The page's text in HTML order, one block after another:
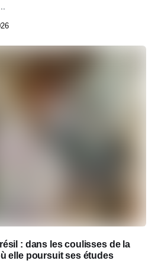
: dans les coulisses de la
elle poursuit ses études